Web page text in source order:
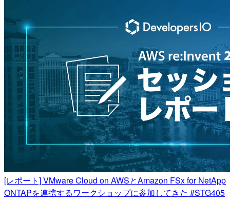
[レポート] VMware Cloud on AWSとAmazon FSx for NetApp
ONTAPを連携するワークショップに参加してきた #STG405